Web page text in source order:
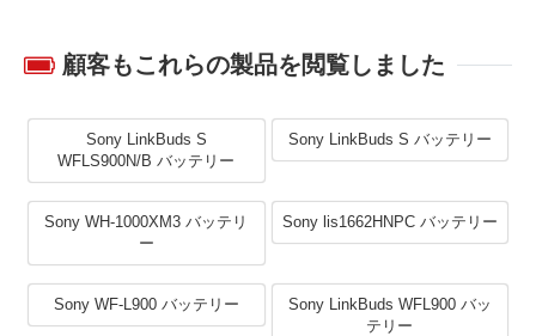
顧客もこれらの製品を閲覧しました
Sony LinkBuds S
WFLS900N/B バッテリー
Sony LinkBuds S バッテリー
Sony WH-1000XM3 バッテリ
ー
Sony lis1662HNPC バッテリー
Sony WF-L900 バッテリー
Sony LinkBuds WFL900 バッ
テリー